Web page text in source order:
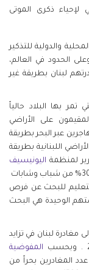
لإحياء ذكرى الموتى
والدولية للتذكير
الحدود في العالم،
لبنان بطريقة غير
بها البلاد حالياً
على الأراضي
عبر البحر بطريقة
اللبنانية بطريقة
لمنظمة اليونيسيف
والذي خلص إلى أن 30% من شباب وشابات
سنة) توقفوا عن التعليم للبحث عن فرص
أن فرصتهم الوحيدة هي البحث
مغادرة لبنان في تزايد
المفوضية
عدد المغادرين بحراً من